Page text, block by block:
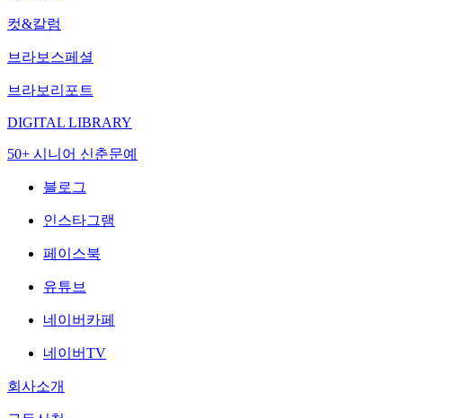
컷&칼럼
브라보스페셜
브라보리포트
DIGITAL LIBRARY
50+ 시니어 신춘문예
블로그
인스타그램
페이스북
유튜브
네이버카페
네이버TV
회사소개